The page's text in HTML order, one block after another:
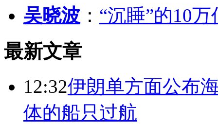
吴晓波 ： “沉睡”的10
最新文章
12:32伊朗单方面公布
体的船只过航